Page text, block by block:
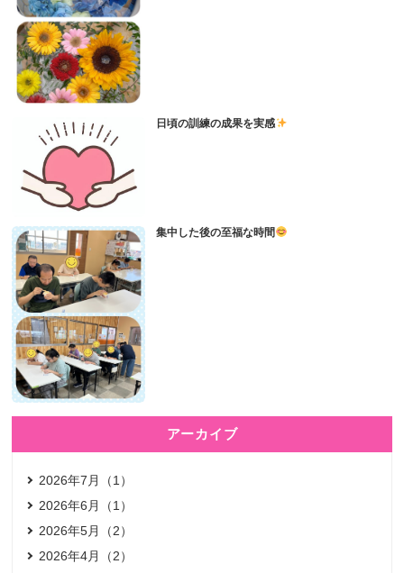
日頃の訓練の成果を実感
集中した後の至福な時間
アーカイブ
2026年7月（1）
2026年6月（1）
2026年5月（2）
2026年4月（2）